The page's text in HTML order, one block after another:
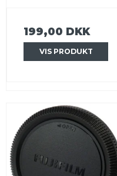
199,00 DKK
VIS PRODUKT